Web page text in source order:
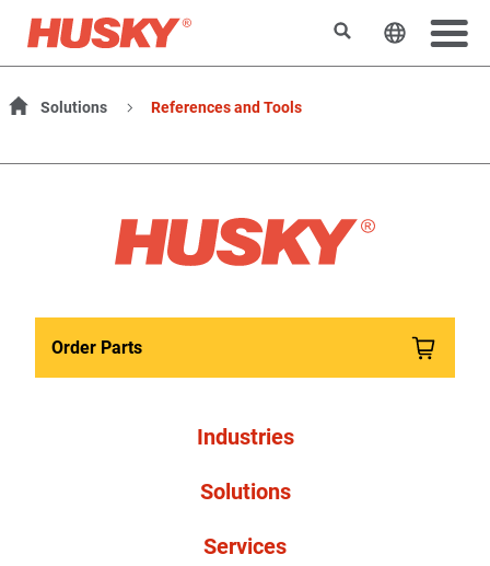
RechercherChanger
Solutions References and Tools
Order Parts
Industries
Solutions
Services